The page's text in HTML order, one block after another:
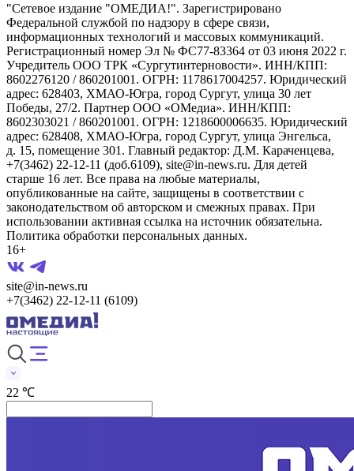
"Сетевое издание "ОМЕДИА!". Зарегистрировано
Федеральной службой по надзору в сфере связи,
информационных технологий и массовых коммуникаций.
Регистрационный номер Эл № ФС77-83364 от 03 июня 2022 г.
Учредитель ООО ТРК «Сургутинтерновости». ИНН/КПП:
8602276120 / 860201001. ОГРН: 1178617004257. Юридический
адрес: 628403, ХМАО-Югра, город Сургут, улица 30 лет
Победы, 27/2. Партнер ООО «ОМедиа». ИНН/КПП:
8602303021 / 860201001. ОГРН: 1218600006635. Юридический
адрес: 628408, ХМАО-Югра, город Сургут, улица Энгельса,
д. 15, помещение 301. Главный редактор: Д.М. Караченцева,
+7(3462) 22-12-11 (доб.6109), site@in-news.ru. Для детей
старше 16 лет. Все права на любые материалы,
опубликованные на сайте, защищены в соответствии с
законодательством об авторском и смежных правах. При
использовании активная ссылка на источник обязательна.
Политика обработки персональных данных.
16+
site@in-news.ru
+7(3462) 22-12-11 (6109)
22 ℃